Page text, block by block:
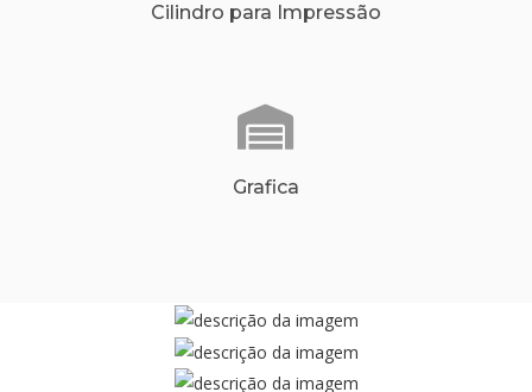
Cilindro para Impressão
Grafica